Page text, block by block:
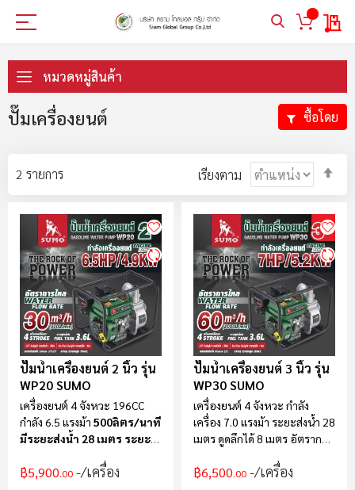
My
ไป
ที่
เนื้อหา
หมวดหมู่สินค้า
ปั๊มเครื่องยนต์
2 รายการ เรียงตาม
ปั๊มน้ำเครื่องยนต์ 2 นิ้ว รุ่น
WP20 SUMO
เครื่องยนต์ 4 จังหวะ 196CC
กำลัง 6.5 แรงม้า 500ลิตร/นาที
มีระยะส่งน้ำ 28 เมตร ระยะ
฿5,900.00 /เครื่อง
ปั๊มน้ำเครื่องยนต์ 3 นิ้ว รุ่น
WP30 SUMO
เครื่องยนต์ 4 จังหวะ กำลัง
เครื่อง 7.0 แรงม้า ระยะส่งน้ำ 28
เมตร ดูดลึกได้ 8 เมตร อัตราการ
฿6,500.00 /เครื่อง
ซื้อโดย